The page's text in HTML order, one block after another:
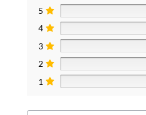
5
4
3
2
1